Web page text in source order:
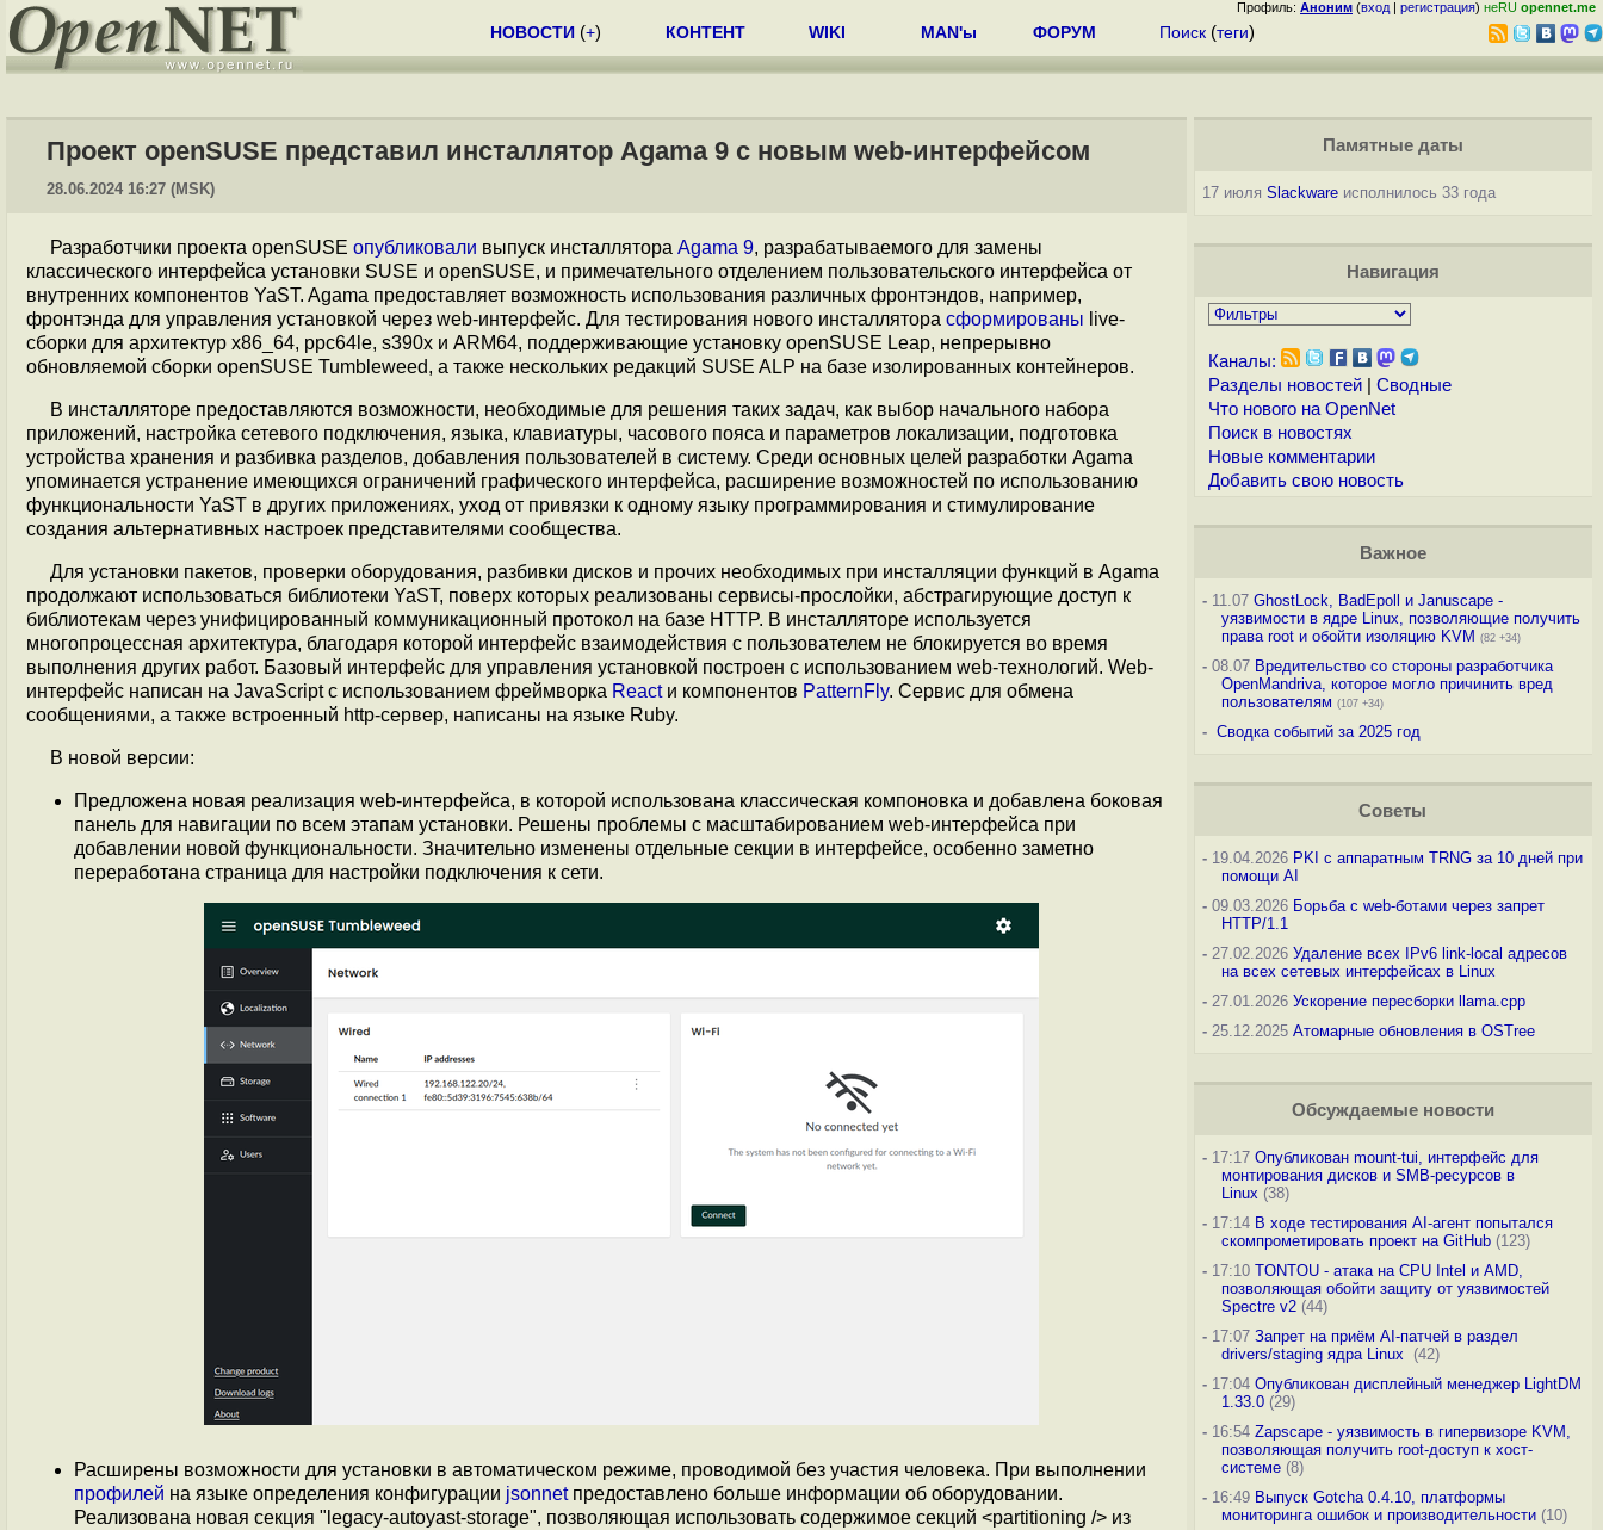
Профиль: Аноним (вход | регистрация) неRU opennet.me
НОВОСТИ (+) КОНТЕНТ WIKI MAN'ы ФОРУМ Поиск (теги)
Проект openSUSE представил инсталлятор Agama 9 с новым web-интерфейсом
28.06.2024 16:27 (MSK)
Разработчики проекта openSUSE опубликовали выпуск инсталлятора Agama 9, разрабатываемого для замены
классического интерфейса установки SUSE и openSUSE, и примечательного отделением пользовательского интерфейса от
внутренних компонентов YaST. Agama предоставляет возможность использования различных фронтэндов, например,
фронтэнда для управления установкой через web-интерфейс. Для тестирования нового инсталлятора сформированы live-
сборки для архитектур x86_64, ppc64le, s390x и ARM64, поддерживающие установку openSUSE Leap, непрерывно
обновляемой сборки openSUSE Tumbleweed, а также нескольких редакций SUSE ALP на базе изолированных контейнеров.
В инсталляторе предоставляются возможности, необходимые для решения таких задач, как выбор начального набора
приложений, настройка сетевого подключения, языка, клавиатуры, часового пояса и параметров локализации, подготовка
устройства хранения и разбивка разделов, добавления пользователей в систему. Среди основных целей разработки Agama
упоминается устранение имеющихся ограничений графического интерфейса, расширение возможностей по использованию
функциональности YaST в других приложениях, уход от привязки к одному языку программирования и стимулирование
создания альтернативных настроек представителями сообщества.
Для установки пакетов, проверки оборудования, разбивки дисков и прочих необходимых при инсталляции функций в Agama
продолжают использоваться библиотеки YaST, поверх которых реализованы сервисы-прослойки, абстрагирующие доступ к
библиотекам через унифицированный коммуникационный протокол на базе HTTP. В инсталляторе используется
многопроцессная архитектура, благодаря которой интерфейс взаимодействия с пользователем не блокируется во время
выполнения других работ. Базовый интерфейс для управления установкой построен с использованием web-технологий. Web-
интерфейс написан на JavaScript с использованием фреймворка Reactи компонентов PatternFly. Сервис для обмена
сообщениями, а также встроенный http-сервер, написаны на языке Ruby.
В новой версии:
Предложена новая реализация web-интерфейса, в которой использована классическая компоновка и добавлена боковая
панель для навигации по всем этапам установки. Решены проблемы с масштабированием web-интерфейса при
добавлении новой функциональности. Значительно изменены отдельные секции в интерфейсе, особенно заметно
переработана страница для настройки подключения к сети.
Расширены возможности для установки в автоматическом режиме, проводимой без участия человека. При выполнении
профилей на языке определения конфигурации jsonnetпредоставлено больше информации об оборудовании.
Реализована новая секция "legacy-autoyast-storage", позволяющая использовать содержимое секций <partitioning /> из
Памятные даты
17 июля Slackwareисполнилось 33 года
Навигация
Каналы:
Разделы новостей| Сводные
Что нового на OpenNet
Поиск в новостях
Новые комментарии
Добавить свою новость
Важное
-11.07 GhostLock, BadEpoll и Januscape -
уязвимости в ядре Linux, позволяющие получить
права root и обойти изоляцию KVM (82 +34)
-08.07 Вредительство со стороны разработчика
OpenMandriva, которое могло причинить вред
пользователям (107 +34)
- Сводка событий за 2025 год
Советы
-19.04.2026 PKI с аппаратным TRNG за 10 дней при
помощи AI
-09.03.2026 Борьба с web-ботами через запрет
HTTP/1.1
-27.02.2026 Удаление всех IPv6 link-local адресов
на всех сетевых интерфейсах в Linux
-27.01.2026 Ускорение пересборки llama.cpp
-25.12.2025 Атомарные обновления в OSTree
Обсуждаемые новости
-17:17 Опубликован mount-tui, интерфейс для
монтирования дисков и SMB-ресурсов в
Linux (38)
-17:14 В ходе тестирования AI-агент попытался
скомпрометировать проект на GitHub(123)
-17:10 TONTOU - атака на CPU Intel и AMD,
позволяющая обойти защиту от уязвимостей
Spectre v2(44)
-17:07 Запрет на приём AI-патчей в раздел
drivers/staging ядра Linux
(42)
-17:04 Опубликован дисплейный менеджер LightDM
1.33.0(29)
-16:54 Zapscape - уязвимость в гипервизоре KVM,
позволяющая получить root-доступ к хост-
системе(8)
-16:49 Выпуск Gotcha 0.4.10, платформы
мониторинга ошибок и производительности(10)